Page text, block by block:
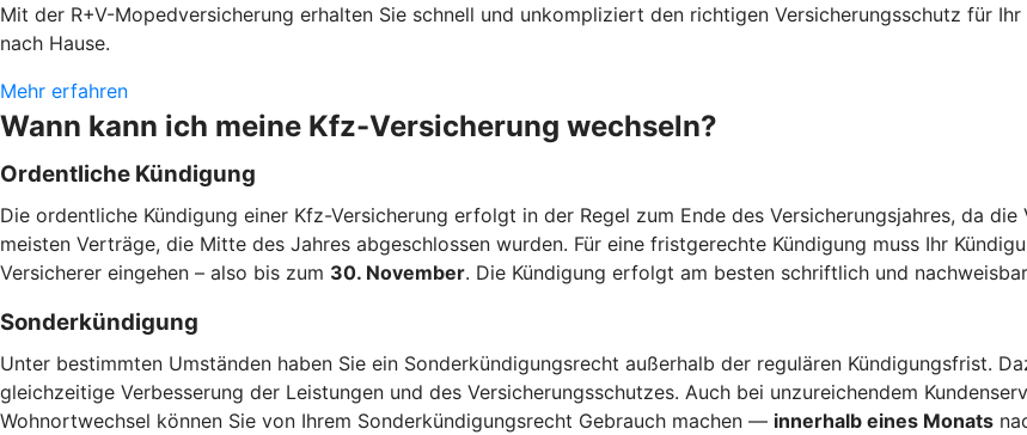
Mit der R+V-Mopedversicherung erhalten Sie schnell und unkompliziert den richtigen Versicherungsschutz für
nach Hause.
Mehr erfahren
Wann kann ich meine Kfz-Versicherung wechseln?
Ordentliche Kündigung
Die ordentliche Kündigung einer Kfz-Versicherung erfolgt in der Regel zum Ende des Versicherungsjahres, da
meisten Verträge, die Mitte des Jahres abgeschlossen wurden. Für eine fristgerechte Kündigung muss Ihr
Versicherer eingehen – also bis zum 30. November. Die Kündigung erfolgt am besten schriftlich und
Sonderkündigung
Unter bestimmten Umständen haben Sie ein Sonderkündigungsrecht außerhalb der regulären Kündigungsfrist.
gleichzeitige Verbesserung der Leistungen und des Versicherungsschutzes. Auch bei unzureichendem
Wohnortwechsel können Sie von Ihrem Sonderkündigungsrecht Gebrauch machen — innerhalb eines Monats